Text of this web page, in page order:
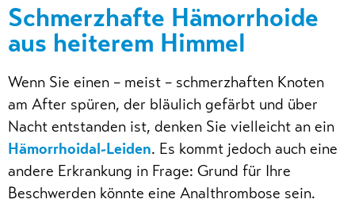
Schmerzhafte Hämorrhoide
aus heiterem Himmel
Wenn Sie einen – meist – schmerzhaften Knoten
am After spüren, der bläulich gefärbt und über
Nacht entstanden ist, denken Sie vielleicht an ein
Hämorrhoidal-Leiden. Es kommt jedoch auch eine
andere Erkrankung in Frage: Grund für Ihre
Beschwerden könnte eine Analthrombose sein.